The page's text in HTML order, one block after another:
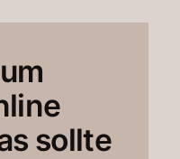
sollte